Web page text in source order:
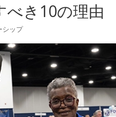
べき10の理由
シップ